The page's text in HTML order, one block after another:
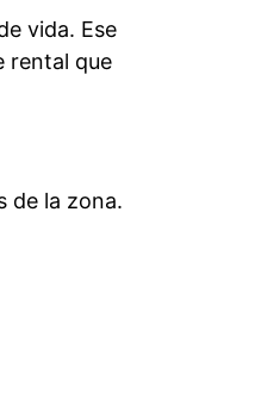
vida. Ese
rental que
de la zona.